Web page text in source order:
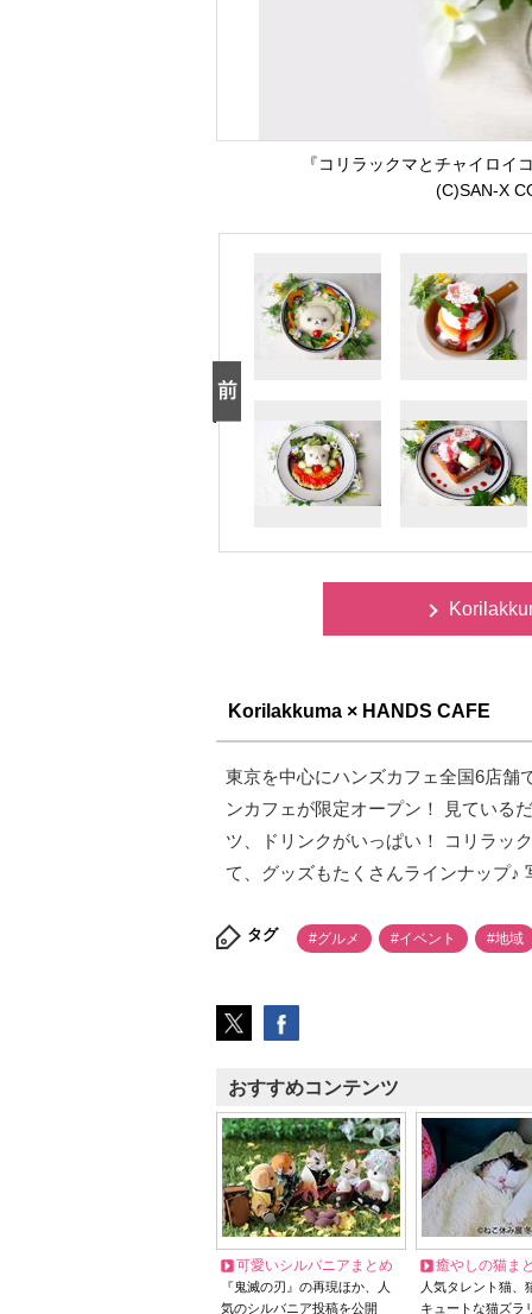
『コリラックマとチャイロイ
(C)SAN-X
Korilakkuma × HANDS CAFE
東京を中心にハンズカフェ全国6店舗
ンカフェが限定オープン！ 見ている
ツ、ドリンクがいっぱい！ コリラッ
て、グッズもたくさんラインナップ♪
タグ #グルメ #イベント #地域
おすすめコンテンツ
可愛いシルバニアまとめ
『鬼滅の刃』の再現ほか、人
気のシルバニア投稿を公開
癒やしの猫ま
人気タレント猫
キュートな猫ズラ